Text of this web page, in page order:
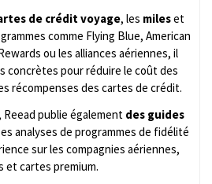
de crédit voyage, les mileset
comme Flying Blue, American
ou les alliances aériennes, il
concrètes pour réduire le coût des
récompenses des cartes de crédit.
publie également des guides
analyses de programmes de fidélité
sur les compagnies aériennes,
et cartes premium.